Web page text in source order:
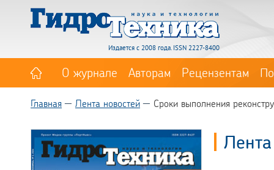
Издается с 2008 года. ISSN 2227-8400
О журнале Авторам Рецензентам
Главная Лента новостей Сроки выполнения